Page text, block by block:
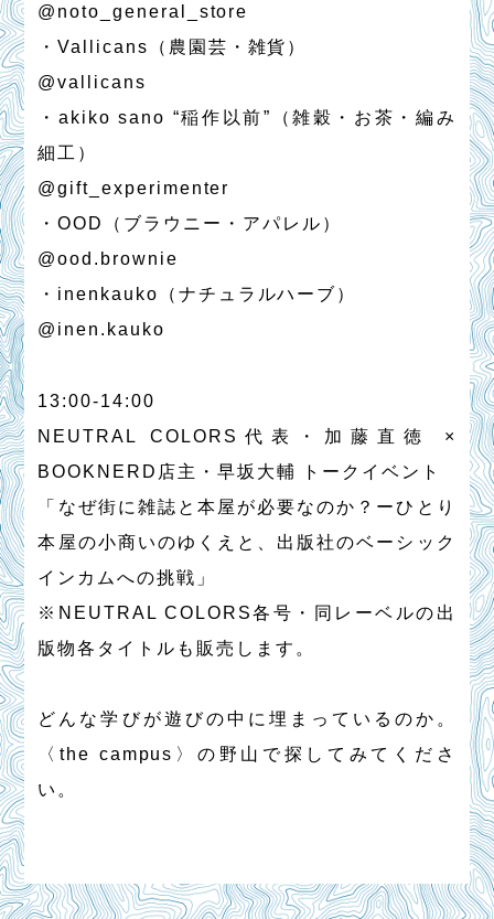
@noto_general_store
・Vallicans（農園芸・雑貨）
@vallicans
・akiko sano “稲作以前”（雑穀・お茶・編み
細工）
@gift_experimenter
・OOD（ブラウニー・アパレル）
@ood.brownie
・inenkauko（ナチュラルハーブ）
@inen.kauko
13:00-14:00
NEUTRAL COLORS代表・加藤直徳 ×
BOOKNERD店主・早坂大輔 トークイベント
「なぜ街に雑誌と本屋が必要なのか？ーひとり
本屋の小商いのゆくえと、出版社のベーシック
インカムへの挑戦」
※NEUTRAL COLORS各号・同レーベルの出
版物各タイトルも販売します。
どんな学びが遊びの中に埋まっているのか。
〈the campus〉の野山で探してみてくださ
い。